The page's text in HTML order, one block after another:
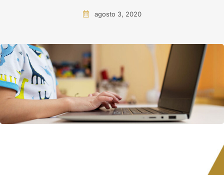
agosto 3, 2020